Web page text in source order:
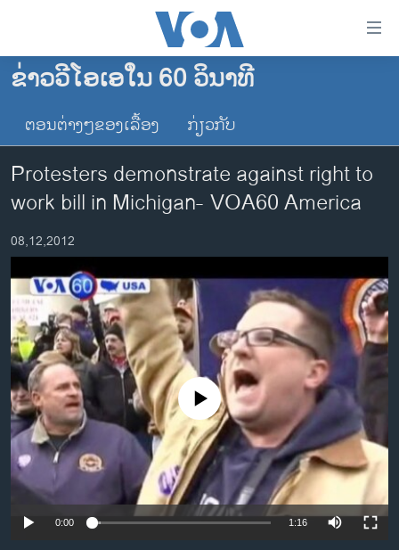
ເຂົ້າ
ຂ້າມ
ຂ້າມ
ໄປ
ຫາ
ຊອກ
ຄົ້ນ
ໂຮມເພຈ
ລາວ
ການເລືອກຕັ້ງ ປະທານາທີບໍດີ ສະຫະລັດ 2024
ໂລກ
ເອເຊຍ
ອິດສະຫຼະພາບດ້ານການຂ່າວ
ຊີວິດຊາວລາວ
ຊຸມຊົນຊາວລາວ
ວິທະຍາສາດ-ເທັກໂນໂລຈີ
ທຸລະກິດ
ພາສາອັງກິດ
ວີດີໂອ
ຂ່າວວີໂອເອໃນ 60 ວິນາທີ
ຕອນຕ່າງໆຂອງເລື້ອງ ກ່ຽວກັບ
Protesters demonstrate against right to
work bill in Michigan- VOA60 America
08,12,2012
No media source currently available
0:00 1:16